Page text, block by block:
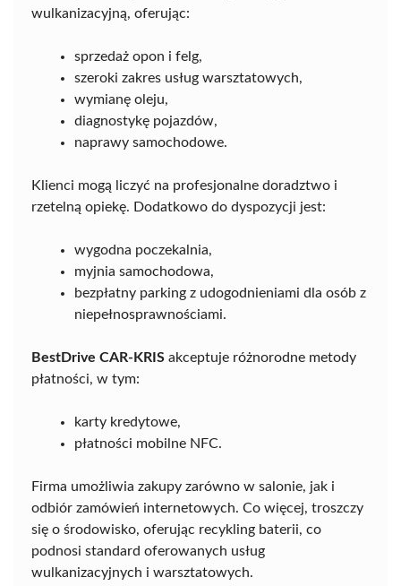
wulkanizacyjną, oferując:
sprzedaż opon i felg,
szeroki zakres usług warsztatowych,
wymianę oleju,
diagnostykę pojazdów,
naprawy samochodowe.
Klienci mogą liczyć na profesjonalne doradztwo i
rzetelną opiekę. Dodatkowo do dyspozycji jest:
wygodna poczekalnia,
myjnia samochodowa,
bezpłatny parking z udogodnieniami dla osób z
niepełnosprawnościami.
BestDrive CAR-KRIS akceptuje różnorodne metody
płatności, w tym:
karty kredytowe,
płatności mobilne NFC.
Firma umożliwia zakupy zarówno w salonie, jak i
odbiór zamówień internetowych. Co więcej, troszczy
się o środowisko, oferując recykling baterii, co
podnosi standard oferowanych usług
wulkanizacyjnych i warsztatowych.